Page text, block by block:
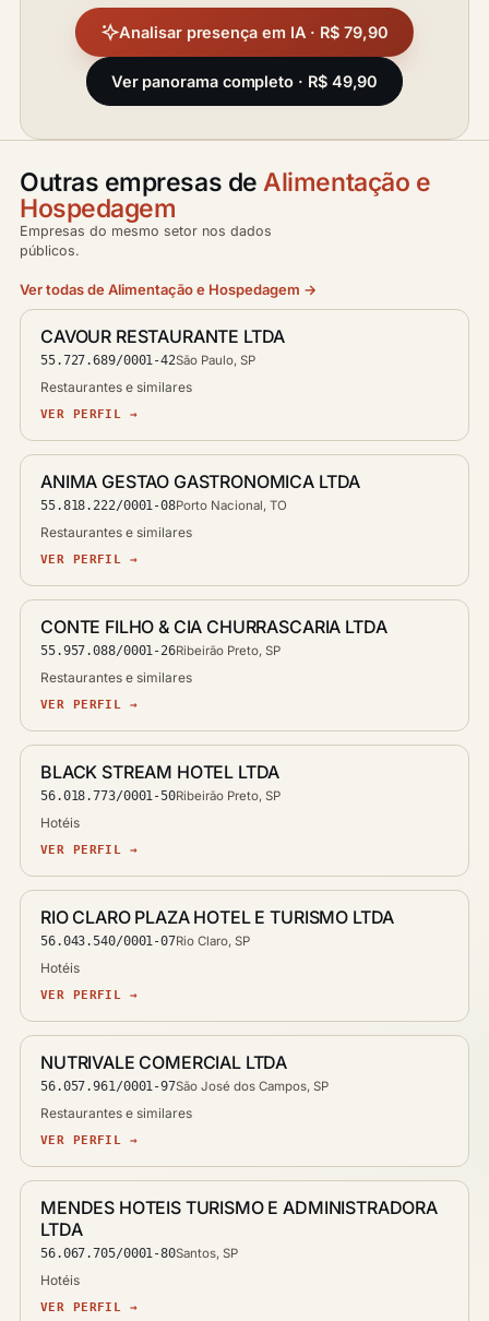
Analisar presença em IA · R$ 79,90
Ver panorama completo · R$ 49,90
Outras empresas deAlimentação e
Hospedagem
Empresas do mesmo setor nos dados
públicos.
Ver todas de Alimentação e Hospedagem →
CAVOUR RESTAURANTE LTDA
55.727.689/0001-42São Paulo, SP
Restaurantes e similares
VER PERFIL →
ANIMA GESTAO GASTRONOMICA LTDA
55.818.222/0001-08Porto Nacional, TO
Restaurantes e similares
VER PERFIL →
CONTE FILHO & CIA CHURRASCARIA LTDA
55.957.088/0001-26Ribeirão Preto, SP
Restaurantes e similares
VER PERFIL →
BLACK STREAM HOTEL LTDA
56.018.773/0001-50Ribeirão Preto, SP
Hotéis
VER PERFIL →
RIO CLARO PLAZA HOTEL E TURISMO LTDA
56.043.540/0001-07Rio Claro, SP
Hotéis
VER PERFIL →
NUTRIVALE COMERCIAL LTDA
56.057.961/0001-97São José dos Campos, SP
Restaurantes e similares
VER PERFIL →
MENDES HOTEIS TURISMO E ADMINISTRADORA
LTDA
56.067.705/0001-80Santos, SP
Hotéis
VER PERFIL →